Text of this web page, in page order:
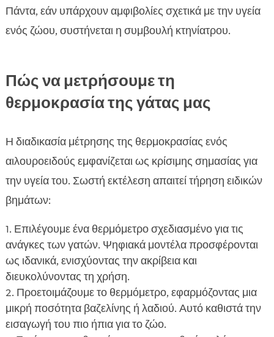
Πάντα, εάν υπάρχουν αμφιβολίες σχετικά με την υγεία
ενός ζώου, συστήνεται η συμβουλή κτηνίατρου.
Πώς να μετρήσουμε τη
θερμοκρασία της γάτας μας
Η διαδικασία μέτρησης της θερμοκρασίας ενός
αιλουροειδούς εμφανίζεται ως κρίσιμης σημασίας για
την υγεία του. Σωστή εκτέλεση απαιτεί τήρηση ειδικών
βημάτων:
Επιλέγουμε ένα θερμόμετρο σχεδιασμένο για τις
ανάγκες των γατών. Ψηφιακά μοντέλα προσφέρονται
ως ιδανικά, ενισχύοντας την ακρίβεια και
διευκολύνοντας τη χρήση.
Προετοιμάζουμε το θερμόμετρο, εφαρμόζοντας μια
μικρή ποσότητα βαζελίνης ή λαδιού. Αυτό καθιστά την
εισαγωγή του πιο ήπια για το ζώο.